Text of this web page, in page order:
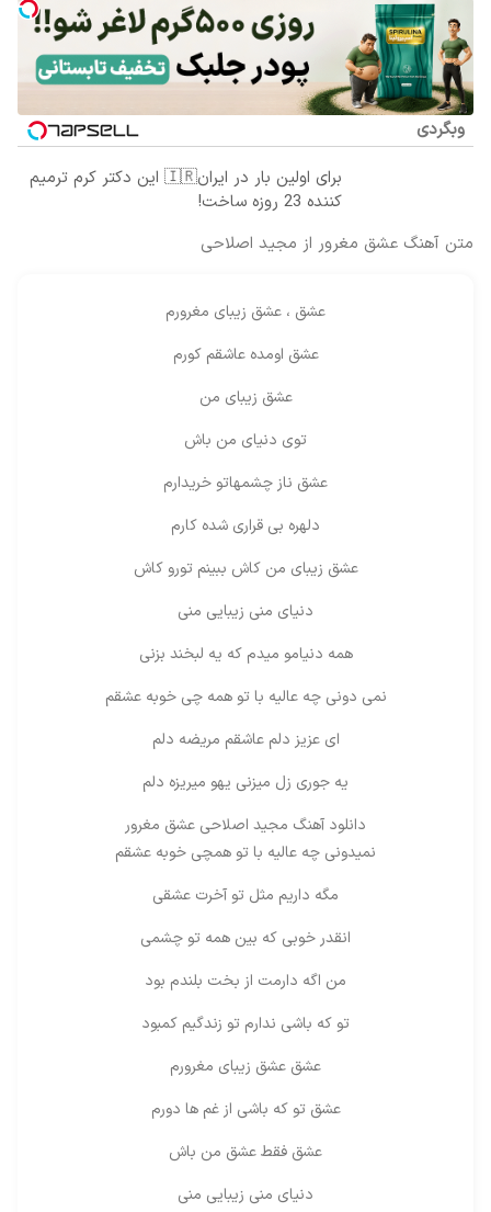
وبگردی
برای اولین بار در ایران🇮🇷 این دکتر کرم ترمیم
کننده 23 روزه ساخت!
متن آهنگ عشق مغرور از مجید اصلاحی
عشق ، عشق زیبای مغرورم
عشق اومده عاشقم کورم
عشق زیبای من
توی دنیای من باش
عشق ناز چشمهاتو خریدارم
دلهره بی قراری شده کارم
عشق زیبای من کاش ببینم تورو کاش
دنیای منی زیبایی منی
همه دنیامو میدم که یه لبخند بزنی
نمی دونی چه عالیه با تو همه چی خوبه عشقم
ای عزیز دلم عاشقم مریضه دلم
یه جوری زل میزنی یهو میریزه دلم
دانلود آهنگ مجید اصلاحی عشق مغرور
نمیدونی چه عالیه با تو همچی خوبه عشقم
مگه داریم مثل تو آخرت عشقی
انقدر خوبی که بین همه تو چشمی
من اگه دارمت از بخت بلندم بود
تو که باشی ندارم تو زندگیم کمبود
عشق عشق زیبای مغرورم
عشق تو که باشی از غم ها دورم
عشق فقط عشق من باش
دنیای منی زیبایی منی